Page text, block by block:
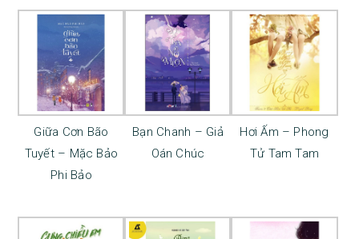
Giữa Cơn Bão
Tuyết – Mặc Bảo
Phi Bảo
Bạn Chanh – Giả
Oán Chúc
Hơi Ấm – Phong
Tử Tam Tam